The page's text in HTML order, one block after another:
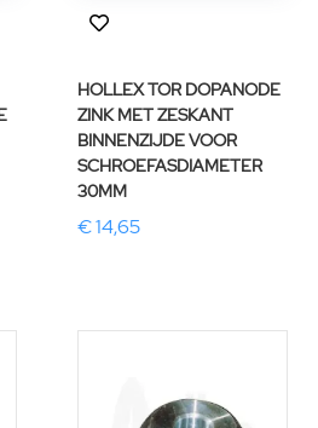
HOLLEX TOR DOPANODE
ZINK MET ZESKANT
BINNENZIJDE VOOR
SCHROEFASDIAMETER
30MM
€ 14,65